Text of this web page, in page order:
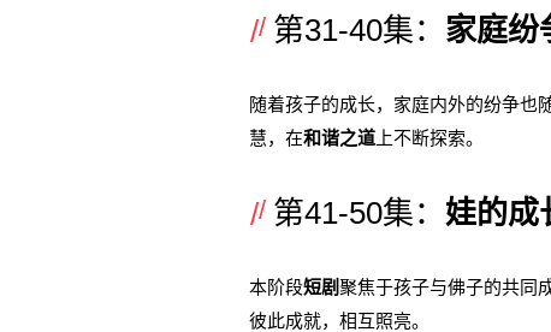
第31-40集： 家庭纷
随着孩子的成长，家庭内外的纷争也
慧，在和谐之道 上不断探索。
第41-50集： 娃的成
本阶段短剧聚焦于孩子与佛子的共同
彼此成就，相互照亮。